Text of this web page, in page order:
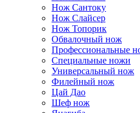
Нож Сантоку
Нож Слайсер
Нож Топорик
Обвалочный нож
Профессиональные
Специальные ножи
Универсальный нож
Филейный нож
Цай Дао
Шеф нож